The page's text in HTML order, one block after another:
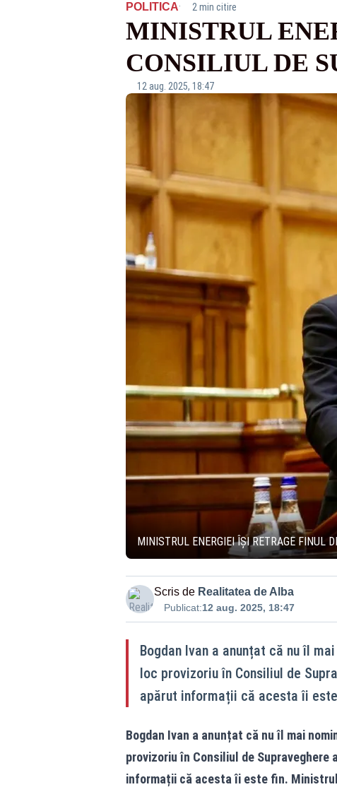
POLITICA· 2 min citire
MINISTRUL
CONSILIUL DE
12 aug. 2025, 18:47
MINISTRUL ENERGIEI ÎȘI RETRAGE FINUL
Scris de Realitatea de Alba
Publicat:12 aug. 2025, 18:47
Bogdan Ivan a anunțat că nu îl
loc provizoriu în Consiliul de
apărut informații că acesta îi
Bogdan Ivan a anunțat că nu îl mai
provizoriu în Consiliul de
informații că acesta îi este fin.